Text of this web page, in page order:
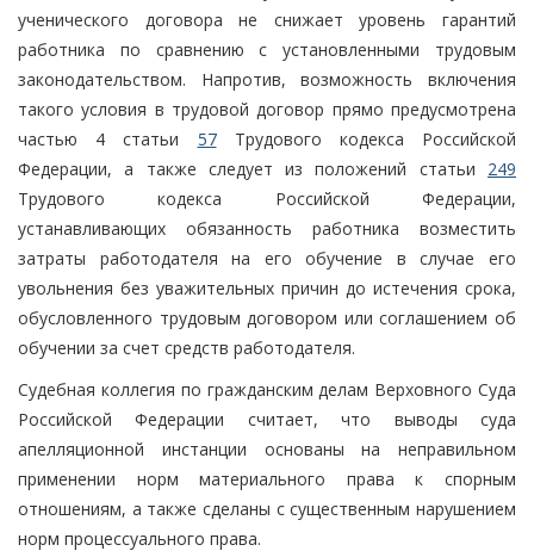
ученического договора не снижает уровень гарантий
работника по сравнению с установленными трудовым
законодательством. Напротив, возможность включения
такого условия в трудовой договор прямо предусмотрена
частью 4 статьи 57Трудового кодекса Российской
Федерации, а также следует из положений статьи 249
Трудового кодекса Российской Федерации,
устанавливающих обязанность работника возместить
затраты работодателя на его обучение в случае его
увольнения без уважительных причин до истечения срока,
обусловленного трудовым договором или соглашением об
обучении за счет средств работодателя.
Судебная коллегия по гражданским делам Верховного Суда
Российской Федерации считает, что выводы суда
апелляционной инстанции основаны на неправильном
применении норм материального права к спорным
отношениям, а также сделаны с существенным нарушением
норм процессуального права.